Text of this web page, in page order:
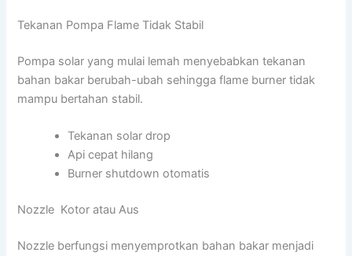
Tekanan Pompa Flame Tidak Stabil
Pompa solar yang mulai lemah menyebabkan tekanan
bahan bakar berubah-ubah sehingga flame burner tidak
mampu bertahan stabil.
Tekanan solar drop
Api cepat hilang
Burner shutdown otomatis
Nozzle Kotor atau Aus
Nozzle berfungsi menyemprotkan bahan bakar menjadi